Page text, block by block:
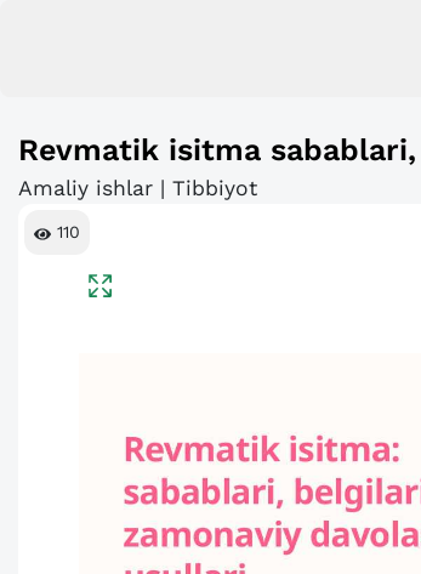
Revmatik isitma
Amaliy ishlar | Tibbiyot
110